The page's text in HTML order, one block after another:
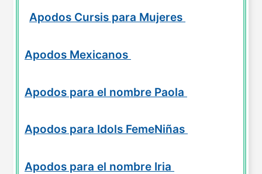
Apodos Cursis para Mujeres
Apodos Mexicanos
Apodos para el nombre Paola
Apodos para Idols FemeNiñas
Apodos para el nombre Iria